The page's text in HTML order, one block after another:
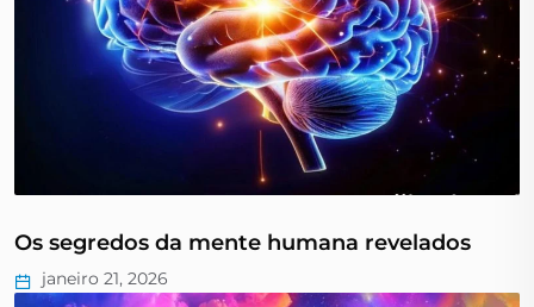
Os segredos da mente humana revelados
janeiro 21, 2026